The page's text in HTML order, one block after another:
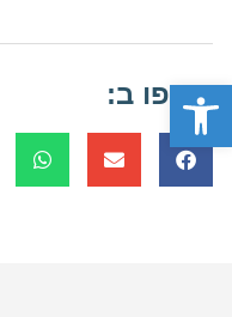
פתח סרגל נגישות
שתפו ב: